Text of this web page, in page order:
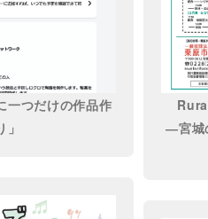
一つだけの作品作
」
―宮城